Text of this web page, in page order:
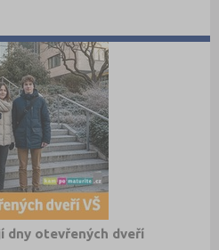
dny otevřených dveří